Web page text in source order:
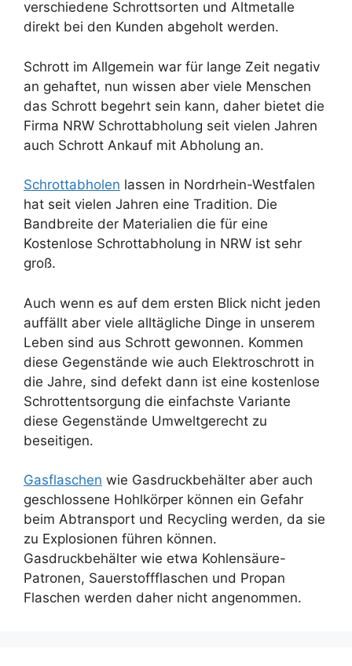
verschiedene Schrottsorten und Altmetalle
direkt bei den Kunden abgeholt werden.
Schrott im Allgemein war für lange Zeit negativ
an gehaftet, nun wissen aber viele Menschen
das Schrott begehrt sein kann, daher bietet die
Firma NRW Schrottabholung seit vielen Jahren
auch Schrott Ankauf mit Abholung an.
Schrottabholen lassen in Nordrhein-Westfalen
hat seit vielen Jahren eine Tradition. Die
Bandbreite der Materialien die für eine
Kostenlose Schrottabholung in NRW ist sehr
groß.
Auch wenn es auf dem ersten Blick nicht jeden
auffällt aber viele alltägliche Dinge in unserem
Leben sind aus Schrott gewonnen. Kommen
diese Gegenstände wie auch Elektroschrott in
die Jahre, sind defekt dann ist eine kostenlose
Schrottentsorgung die einfachste Variante
diese Gegenstände Umweltgerecht zu
beseitigen.
Gasflaschen wie Gasdruckbehälter aber auch
geschlossene Hohlkörper können ein Gefahr
beim Abtransport und Recycling werden, da sie
zu Explosionen führen können.
Gasdruckbehälter wie etwa Kohlensäure-
Patronen, Sauerstoffflaschen und Propan
Flaschen werden daher nicht angenommen.